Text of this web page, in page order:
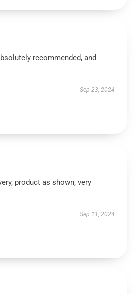
recommended, and
Sep 23, 2024
product as shown, very
Sep 11, 2024